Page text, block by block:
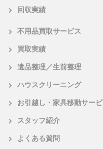
回収実績
不用品買取サービス
買取実績
遺品整理／生前整理
ハウスクリーニング
お引越し・家具移動サービ
スタッフ紹介
よくある質問